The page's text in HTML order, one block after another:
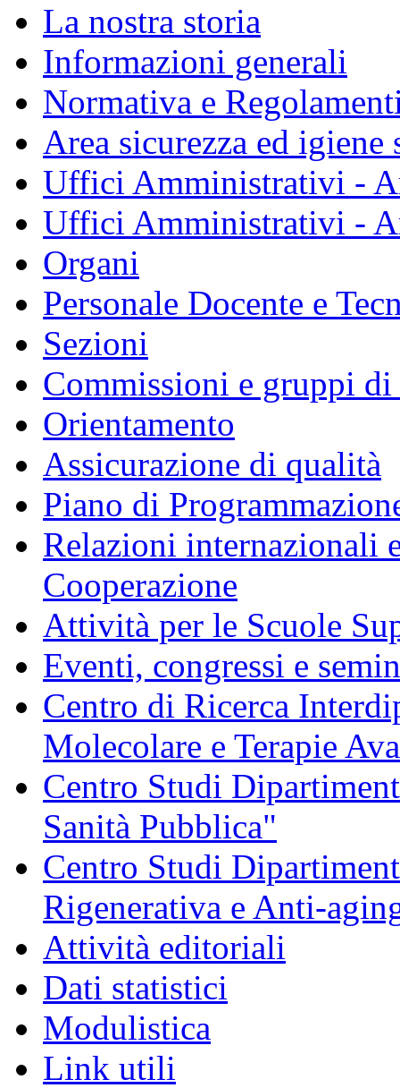
La nostra storia
Informazioni generali
Normativa e
Area sicurezza ed igiene
Uffici Amministrativi -
Uffici Amministrativi -
Organi
Personale Docente e
Sezioni
Commissioni e gruppi
Orientamento
Assicurazione di qualità
Piano di
Relazioni internazionali
Cooperazione
Attività per le Scuole
Eventi, congressi e
Centro di Ricerca
Molecolare e Terapie
Centro Studi
Sanità Pubblica"
Centro Studi
Rigenerativa e Anti-
Attività editoriali
Dati statistici
Modulistica
Link utili